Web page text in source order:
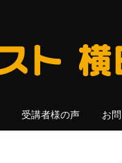
受講者様の声 お